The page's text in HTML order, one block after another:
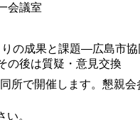
会議室
の成果と課題―広島市協
の後は質疑・意見交換
所で開催します。懇親会
。